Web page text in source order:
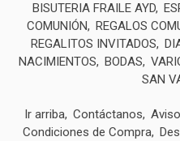
BISUTERIA FRAILE AYD
COMUNIÓN
REGALOS
REGALITOS INVITADOS
NACIMIENTOS
BODAS
SAN
Ir arriba Contáctanos
Condiciones de Compra